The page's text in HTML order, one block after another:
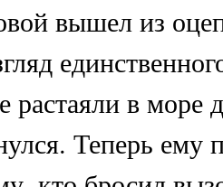
вышел из
растаяли в море
Теперь ему